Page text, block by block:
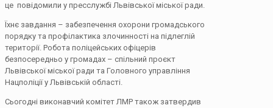
це повідомили у пресслужбі Львівської міської ради.
Їхнє завдання – забезпечення охорони громадського
порядку та профілактика злочинності на підлеглій
території. Робота поліцейських офіцерів
безпосередньо у громадах – спільний проєкт
Львівської міської ради та Головного управління
Нацполіції у Львівській області.
Сьогодні виконавчий комітет ЛМР також затвердив